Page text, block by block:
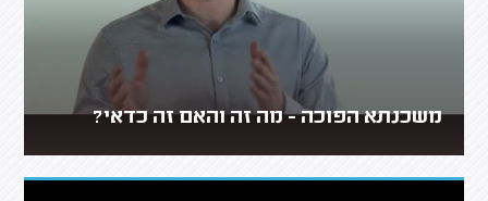
משכנתא הפוכה - מה זה והאם זה כדאי?